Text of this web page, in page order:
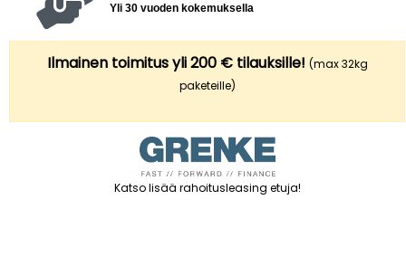
Yli 30 vuoden kokemuksella
Ilmainen toimitus yli 200 € tilauksille! (max 32kg
paketeille)
Katso lisää rahoitusleasing etuja!